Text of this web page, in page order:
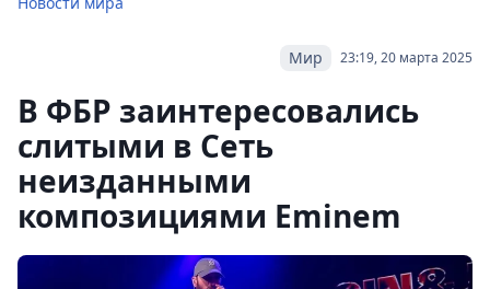
23:19, 20 марта 2025
Мир
В ФБР заинтересовались
слитыми в Сеть
неизданными
композициями Eminem